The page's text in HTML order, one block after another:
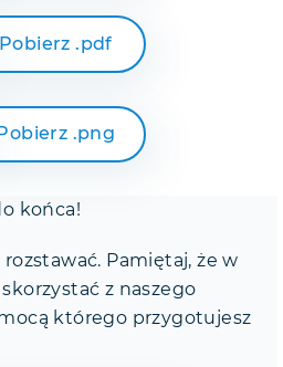
Pobierz .pdf
Pobierz .png
końca!
rozstawać. Pamiętaj, że w
z naszego
którego przygotujesz